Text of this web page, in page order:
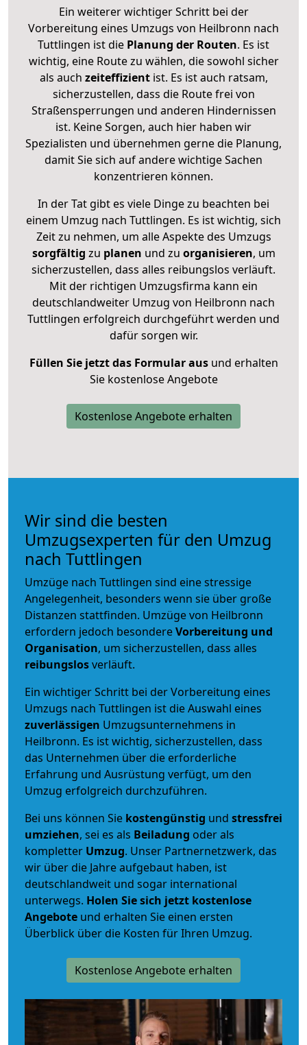
Ein weiterer wichtiger Schritt bei der
Vorbereitung eines Umzugs von Heilbronn nach
Tuttlingen ist die Planung der Routen. Es ist
wichtig, eine Route zu wählen, die sowohl sicher
als auch zeiteffizientist. Es ist auch ratsam,
sicherzustellen, dass die Route frei von
Straßensperrungen und anderen Hindernissen
ist. Keine Sorgen, auch hier haben wir
Spezialisten und übernehmen gerne die Planung,
damit Sie sich auf andere wichtige Sachen
konzentrieren können.
In der Tat gibt es viele Dinge zu beachten bei
einem Umzug nach Tuttlingen. Es ist wichtig, sich
Zeit zu nehmen, um alle Aspekte des Umzugs
sorgfältig zu planen und zu organisieren, um
sicherzustellen, dass alles reibungslos verläuft.
Mit der richtigen Umzugsfirma kann ein
deutschlandweiter Umzug von Heilbronn nach
Tuttlingen erfolgreich durchgeführt werden und
dafür sorgen wir.
Füllen Sie jetzt das Formular ausund erhalten
Sie kostenlose Angebote
Kostenlose Angebote erhalten
Wir sind die besten
Umzugsexperten für den Umzug
nach Tuttlingen
Umzüge nach Tuttlingen sind eine stressige
Angelegenheit, besonders wenn sie über große
Distanzen stattfinden. Umzüge von Heilbronn
erfordern jedoch besondereVorbereitung und
Organisation, um sicherzustellen, dass alles
reibungslosverläuft.
Ein wichtiger Schritt bei der Vorbereitung eines
Umzugs nach Tuttlingen ist die Auswahl eines
zuverlässigen Umzugsunternehmens in
Heilbronn. Es ist wichtig, sicherzustellen, dass
das Unternehmen über die erforderliche
Erfahrung und Ausrüstung verfügt, um den
Umzug erfolgreich durchzuführen.
Bei uns können Sie kostengünstig und stressfrei
umziehen, sei es als Beiladung oder als
kompletter Umzug. Unser Partnernetzwerk, das
wir über die Jahre aufgebaut haben, ist
deutschlandweit und sogar international
unterwegs. Holen Sie sich jetzt kostenlose
Angebote und erhalten Sie einen ersten
Überblick über die Kosten für Ihren Umzug.
Kostenlose Angebote erhalten